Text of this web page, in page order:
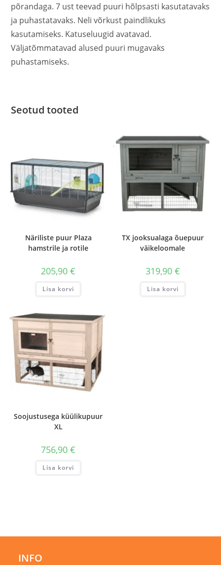
põrandaga. 7 ust teevad puuri hõlpsasti kasutatavaks
ja puhastatavaks. Neli võrkust paindlikuks
kasutamiseks. Katuseluugid avatavad.
Väljatõmmatavad alused puuri mugavaks
puhastamiseks.
Seotud tooted
Näriliste puur Plaza
hamstrile ja rotile
205,90€
Lisa korvi
TX jooksualaga õuepuur
väikeloomale
319,90 €
Lisa korvi
Soojustusega küülikupuur
XL
756,90€
Lisa korvi
INFO